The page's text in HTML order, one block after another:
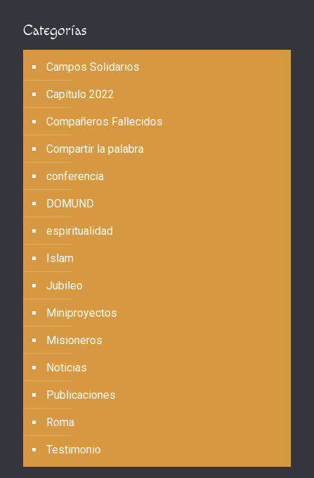
Categorías
Campos Solidarios
Capítulo 2022
Compañeros Fallecidos
Compartir la palabra
conferencia
DOMUND
espiritualidad
Islam
Jubileo
Miniproyectos
Misioneros
Noticias
Publicaciones
Roma
Testimonio